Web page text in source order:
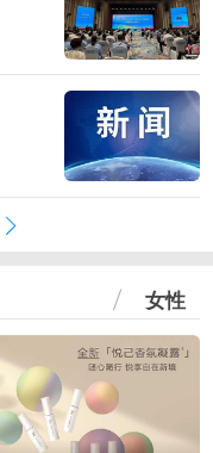
女性